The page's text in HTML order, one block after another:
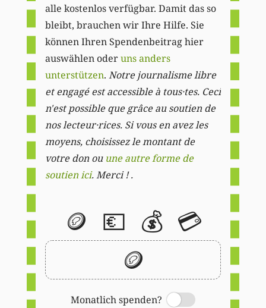
alle kostenlos verfügbar. Damit das so
bleibt, brauchen wir Ihre Hilfe. Sie
können Ihren Spendenbeitrag hier
auswählen oderuns anders
unterstützen. Notre journalisme libre
et engagé est accessible à tous·tes. Ceci
n'est possible que grâce au soutien de
nos lecteur·rices. Si vous en avez les
moyens, choisissez le montant de
votre don ou une autre forme de
soutien ici. Merci ! .
🪙 💶 💰 💳
🪙
Monatlich spenden?
Switch